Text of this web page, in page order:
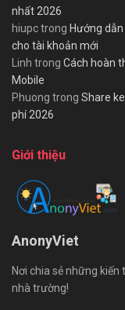
nhất 2026
hiupctrong Hướng
cho tài khoản mới
Linh trong Cách hoàn
Mobile
Phuong trong Share
phí 2026
Giới thiệu
AnonyViet
Nơi chia sẻ những
nhà trường!